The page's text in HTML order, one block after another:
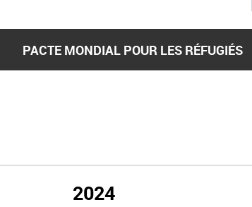
PACTE MONDIAL POUR LES RÉFUGIÉS
2024